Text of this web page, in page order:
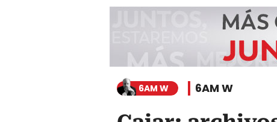
6AM W 6AM W